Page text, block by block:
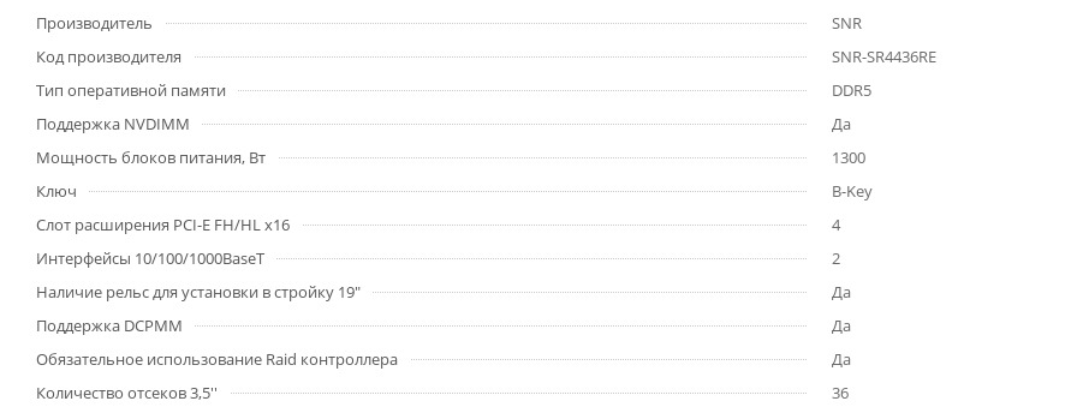
Производитель
SNR
Код производителя
SNR-SR4436RE
Тип оперативной памяти
DDR5
Поддержка NVDIMM
Да
Мощность блоков питания, Вт
1300
Ключ
B-Key
Слот расширения PCI-E FH/HL x16
4
Интерфейсы 10/100/1000BaseT
2
Наличие рельс для установки в стройку 19"
Да
Поддержка DCPMM
Да
Обязательное использование Raid контроллера
Да
Количество отсеков 3,5''
36